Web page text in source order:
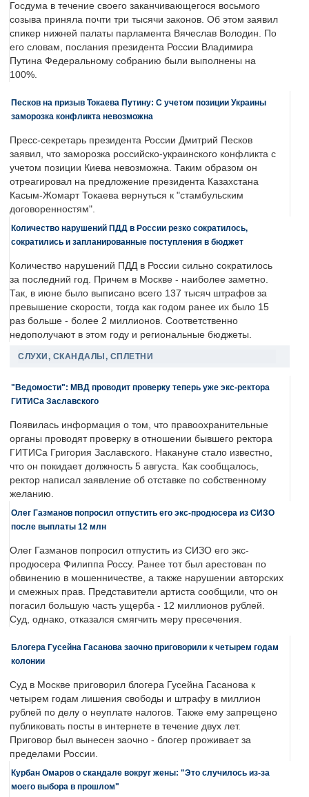
Госдума в течение своего заканчивающегося восьмого
созыва приняла почти три тысячи законов. Об этом заявил
спикер нижней палаты парламента Вячеслав Володин. По
его словам, послания президента России Владимира
Путина Федеральному собранию были выполнены на
100%.
Песков на призыв Токаева Путину: С учетом позиции Украины
заморозка конфликта невозможна
Пресс-секретарь президента России Дмитрий Песков
заявил, что заморозка российско-украинского конфликта с
учетом позиции Киева невозможна. Таким образом он
отреагировал на предложение президента Казахстана
Касым-Жомарт Токаева вернуться к "стамбульским
договоренностям".
Количество нарушений ПДД в России резко сократилось,
сократились и запланированные поступления в бюджет
Количество нарушений ПДД в России сильно сократилось
за последний год. Причем в Москве - наиболее заметно.
Так, в июне было выписано всего 137 тысяч штрафов за
превышение скорости, тогда как годом ранее их было 15
раз больше - более 2 миллионов. Соответственно
недополучают в этом году и региональные бюджеты.
СЛУХИ, СКАНДАЛЫ, СПЛЕТНИ
"Ведомости": МВД проводит проверку теперь уже экс-ректора
ГИТИСа Заславского
Появилась информация о том, что правоохранительные
органы проводят проверку в отношении бывшего ректора
ГИТИСа Григория Заславского. Накануне стало известно,
что он покидает должность 5 августа. Как сообщалось,
ректор написал заявление об отставке по собственному
желанию.
Олег Газманов попросил отпустить его экс-продюсера из СИЗО
после выплаты 12 млн
Олег Газманов попросил отпустить из СИЗО его экс-
продюсера Филиппа Россу. Ранее тот был арестован по
обвинению в мошенничестве, а также нарушении авторских
и смежных прав. Представители артиста сообщили, что он
погасил большую часть ущерба - 12 миллионов рублей.
Суд, однако, отказался смягчить меру пресечения.
Блогера Гусейна Гасанова заочно приговорили к четырем годам
колонии
Суд в Москве приговорил блогера Гусейна Гасанова к
четырем годам лишения свободы и штрафу в миллион
рублей по делу о неуплате налогов. Также ему запрещено
публиковать посты в интернете в течение двух лет.
Приговор был вынесен заочно - блогер проживает за
пределами России.
Курбан Омаров о скандале вокруг жены: "Это случилось из-за
моего выбора в прошлом"